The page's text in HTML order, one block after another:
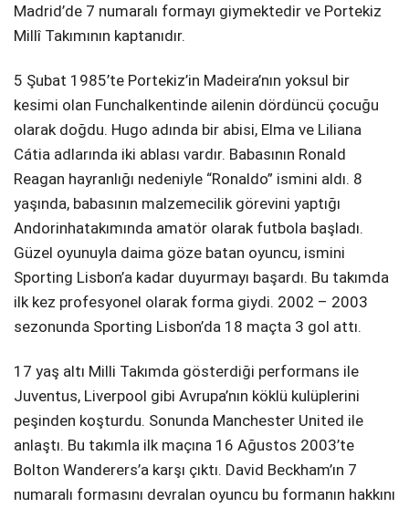
Madrid’de 7 numaralı formayı giymektedir ve Portekiz
Millî Takımının kaptanıdır.
5 Şubat 1985’te Portekiz’in Madeira’nın yoksul bir
kesimi olan Funchalkentinde ailenin dördüncü çocuğu
olarak doğdu. Hugo adında bir abisi, Elma ve Liliana
Cátia adlarında iki ablası vardır. Babasının Ronald
Reagan hayranlığı nedeniyle “Ronaldo” ismini aldı. 8
yaşında, babasının malzemecilik görevini yaptığı
Andorinhatakımında amatör olarak futbola başladı.
Güzel oyunuyla daima göze batan oyuncu, ismini
Sporting Lisbon’a kadar duyurmayı başardı. Bu takımda
ilk kez profesyonel olarak forma giydi. 2002 – 2003
sezonunda Sporting Lisbon’da 18 maçta 3 gol attı.
17 yaş altı Milli Takımda gösterdiği performans ile
Juventus, Liverpool gibi Avrupa’nın köklü kulüplerini
peşinden koşturdu. Sonunda Manchester United ile
anlaştı. Bu takımla ilk maçına 16 Ağustos 2003’te
Bolton Wanderers’a karşı çıktı. David Beckham’ın 7
numaralı formasını devralan oyuncu bu formanın hakkını